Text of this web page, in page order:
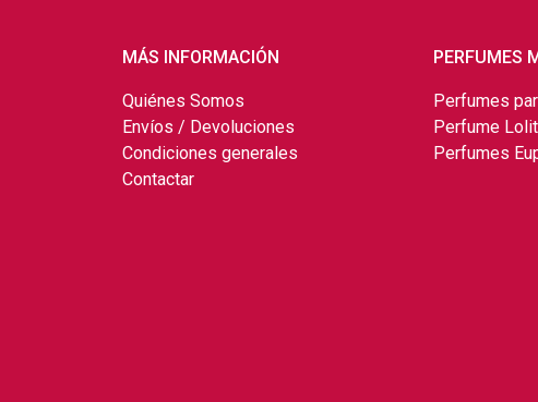
MÁS INFORMACIÓN
Quiénes Somos
Envíos / Devoluciones
Condiciones generales
Contactar
PERFUMES
Perfumes
Perfume
Perfumes